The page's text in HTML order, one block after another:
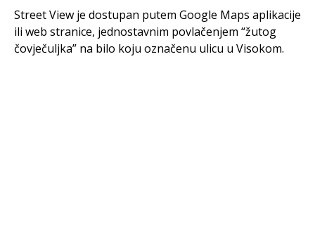
Street View je dostupan putem Google Maps aplikacije
ili web stranice, jednostavnim povlačenjem “žutog
čovječuljka” na bilo koju označenu ulicu u Visokom.